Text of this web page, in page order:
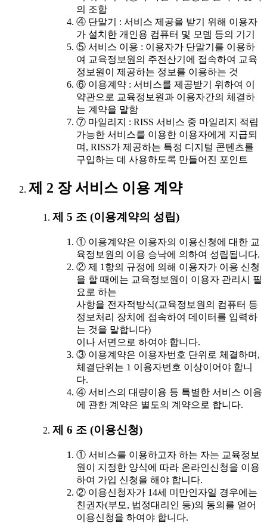
의 조합
④ 단말기 : 서비스 제공을 받기 위해 이용자
가 설치한 개인용 컴퓨터 및 모뎀 등의 기기
⑤ 서비스 이용 : 이용자가 단말기를 이용하
여 교육정보원의 주전산기에 접속하여 교육
정보원이 제공하는 정보를 이용하는 것
⑥ 이용계약 : 서비스를 제공받기 위하여 이
약관으로 교육정보원과 이용자간의 체결하
는 계약을 말함
⑦ 마일리지 : RISS 서비스 중 마일리지 적립
가능한 서비스를 이용한 이용자에게 지급되
며, RISS가 제공하는 특정 디지털 콘텐츠를
구입하는 데 사용하도록 만들어진 포인트
제 2 장 서비스 이용 계약
제 5 조 (이용계약의 성립)
① 이용계약은 이용자의 이용신청에 대한 교
육정보원의 이용 승낙에 의하여 성립됩니다.
② 제 1항의 규정에 의해 이용자가 이용 신청
을 할 때에는 교육정보원이 이용자 관리시 필
요로 하는
사항을 전자적방식(교육정보원의 컴퓨터 등
정보처리 장치에 접속하여 데이터를 입력하
는 것을 말합니다)
이나 서면으로 하여야 합니다.
③ 이용계약은 이용자번호 단위로 체결하며,
체결단위는 1 이용자번호 이상이어야 합니
다.
④ 서비스의 대량이용 등 특별한 서비스 이용
에 관한 계약은 별도의 계약으로 합니다.
제 6 조 (이용신청)
① 서비스를 이용하고자 하는 자는 교육정보
원이 지정한 양식에 따라 온라인신청을 이용
하여 가입 신청을 해야 합니다.
② 이용신청자가 14세 미만인자일 경우에는
친권자(부모, 법정대리인 등)의 동의를 얻어
이용신청을 하여야 합니다.